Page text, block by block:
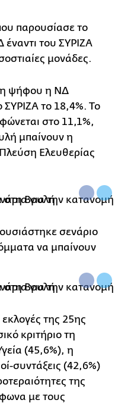
παρουσίασε το
του ΣΥΡΙΖΑ
μονάδες.
ψήφου η ΝΔ
ΣΥΡΙΖΑ το 18,4%. Το
στο 11,1%,
μπαίνουν η
Ελευθερίας
σενάριο
να μπαίνουν
της 25ης
κριτήριο τη
(45,6%), η
συντάξεις (42,6%)
της
με τους